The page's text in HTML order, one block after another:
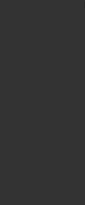
Roca The